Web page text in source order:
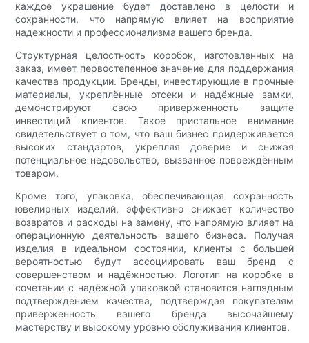
каждое украшение будет доставлено в целости и
сохранности, что напрямую влияет на восприятие
надежности и профессионализма вашего бренда.
Структурная целостность коробок, изготовленных на
заказ, имеет первостепенное значение для поддержания
качества продукции. Бренды, инвестирующие в прочные
материалы, укреплённые отсеки и надёжные замки,
демонстрируют свою приверженность защите
инвестиций клиентов. Такое пристальное внимание
свидетельствует о том, что ваш бизнес придерживается
высоких стандартов, укрепляя доверие и снижая
потенциальное недовольство, вызванное повреждённым
товаром.
Кроме того, упаковка, обеспечивающая сохранность
ювелирных изделий, эффективно снижает количество
возвратов и расходы на замену, что напрямую влияет на
операционную деятельность вашего бизнеса. Получая
изделия в идеальном состоянии, клиенты с большей
вероятностью будут ассоциировать ваш бренд с
совершенством и надёжностью. Логотип на коробке в
сочетании с надёжной упаковкой становится наглядным
подтверждением качества, подтверждая покупателям
приверженность вашего бренда высочайшему
мастерству и высокому уровню обслуживания клиентов.